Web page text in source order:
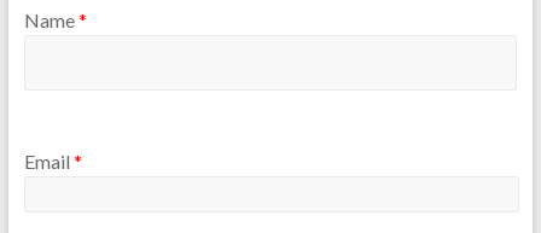
Name*
Email *